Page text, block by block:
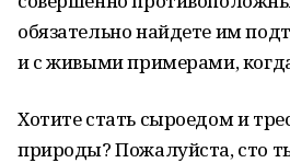
обязательно найдете им
и с живыми примерами,
Хотите стать сыроедом и
природы? Пожалуйста, сто